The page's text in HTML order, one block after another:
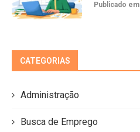
Publicado em
CATEGORIAS
Administração
Busca de Emprego